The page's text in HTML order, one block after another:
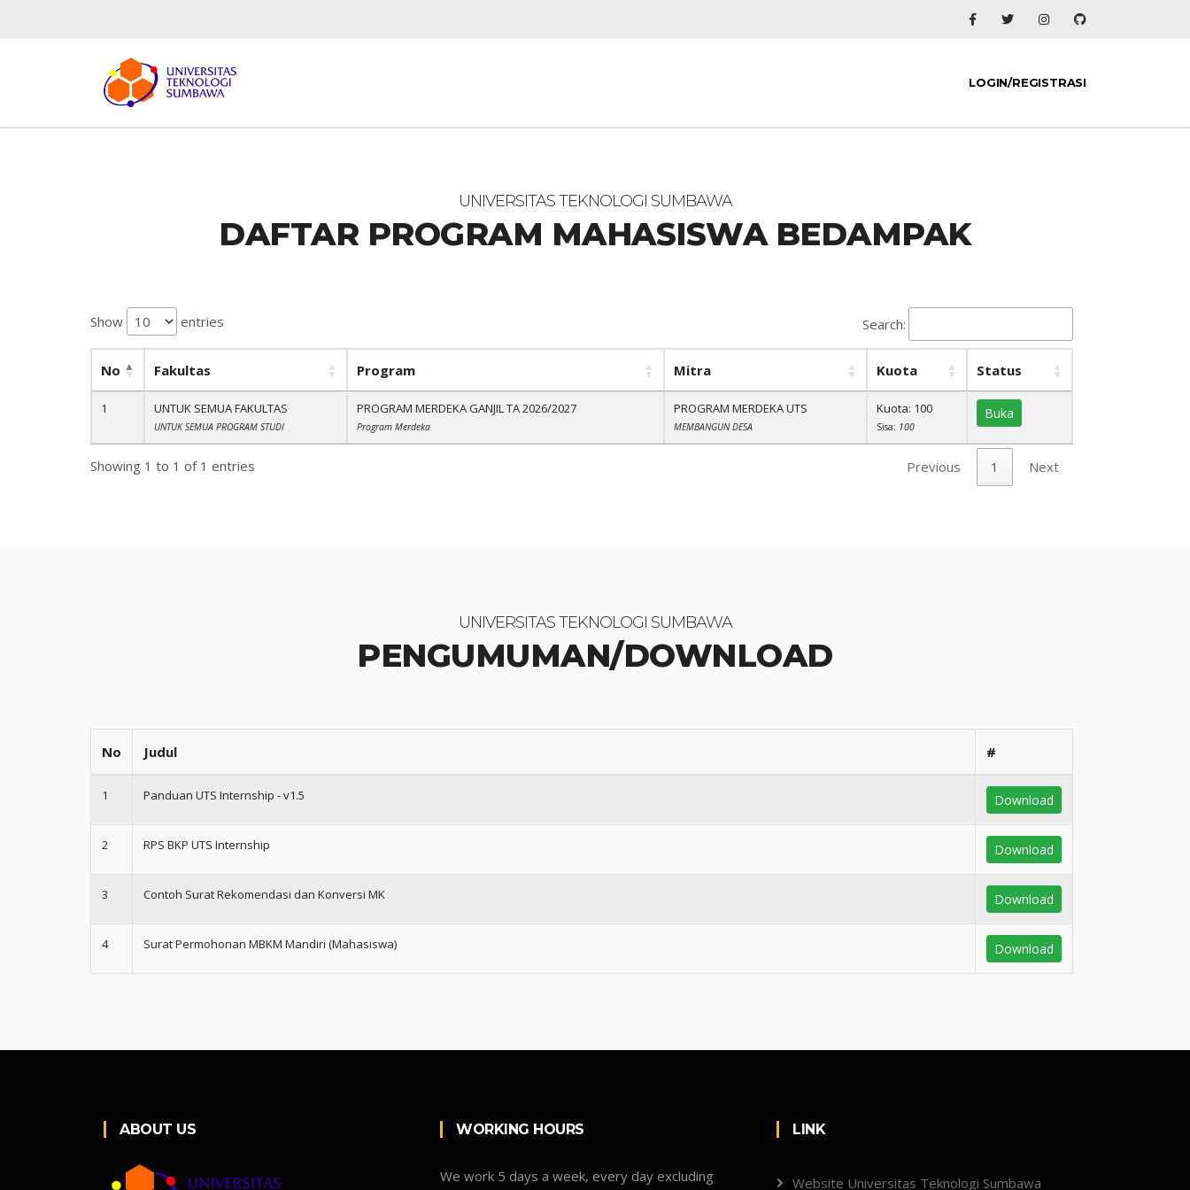
LOGIN/REGISTRASI
UNIVERSITAS TEKNOLOGI SUMBAWA
DAFTAR PROGRAM MAHASISWA BEDAMPAK
Show entries Search:
No Fakultas Program Mitra Kuota Status
1 UNTUK SEMUA FAKULTAS
UNTUK SEMUA PROGRAM STUDI
PROGRAM MERDEKA GANJIL TA 2026/2027
Program Merdeka
PROGRAM MERDEKA UTS
MEMBANGUN DESA
Kuota: 100
Sisa: 100
Buka
Showing 1 to 1 of 1 entries Previous 1 Next
UNIVERSITAS TEKNOLOGI SUMBAWA
PENGUMUMAN/DOWNLOAD
No Judul #
1 Panduan UTS Internship - v1.5 Download
2 RPS BKP UTS Internship Download
3 Contoh Surat Rekomendasi dan Konversi MK Download
4 Surat Permohonan MBKM Mandiri (Mahasiswa) Download
ABOUT US WORKING HOURS
We work 5 days a week, every day excluding
LINK
Website Universitas Teknologi Sumbawa